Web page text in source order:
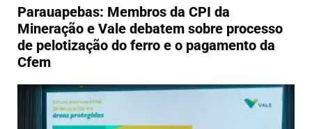
Parauapebas: Membros da CPI da
Mineração e Vale debatem sobre processo
de pelotização do ferro e o pagamento da
Cfem